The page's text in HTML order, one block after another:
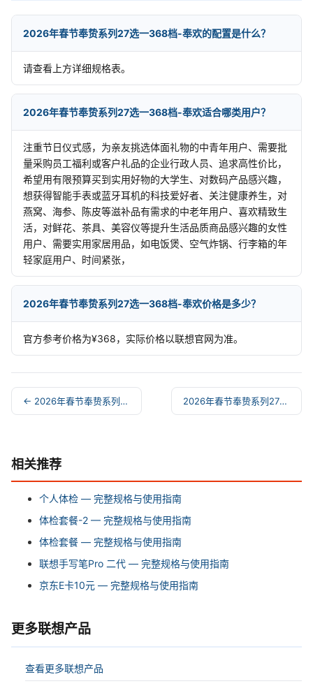
2026年春节奉贽系列27选一368档-奉欢的配置是什么？
请查看上方详细规格表。
2026年春节奉贽系列27选一368档-奉欢适合哪类用户？
注重节日仪式感，为亲友挑选体面礼物的中青年用户、需要批
量采购员工福利或客户礼品的企业行政人员、追求高性价比，
希望用有限预算买到实用好物的大学生、对数码产品感兴趣，
想获得智能手表或蓝牙耳机的科技爱好者、关注健康养生，对
燕窝、海参、陈皮等滋补品有需求的中老年用户、喜欢精致生
活，对鲜花、茶具、美容仪等提升生活品质商品感兴趣的女性
用户、需要实用家居用品，如电饭煲、空气炸锅、行李箱的年
轻家庭用户、时间紧张，
2026年春节奉贽系列27选一368档-奉欢价格是多少？
官方参考价格为¥368，实际价格以联想官网为准。
← 2026年春节奉贽系列27选一518档-奉喜 2026年春节奉贽系列27选一238档-奉安 →
相关推荐
个人体检 — 完整规格与使用指南
体检套餐-2 — 完整规格与使用指南
体检套餐 — 完整规格与使用指南
联想手写笔Pro 二代 — 完整规格与使用指南
京东E卡10元 — 完整规格与使用指南
更多联想产品
查看更多联想产品